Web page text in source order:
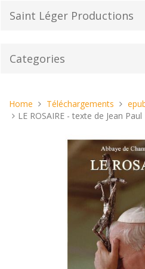
Saint Léger Productions
Categories
You
are
Home Téléchargements
LE ROSAIRE - texte de Jean Paul